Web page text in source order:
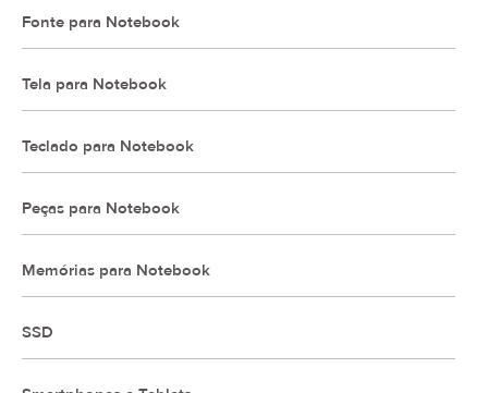
Fonte para Notebook
Tela para Notebook
Teclado para Notebook
Peças para Notebook
Memórias para Notebook
SSD